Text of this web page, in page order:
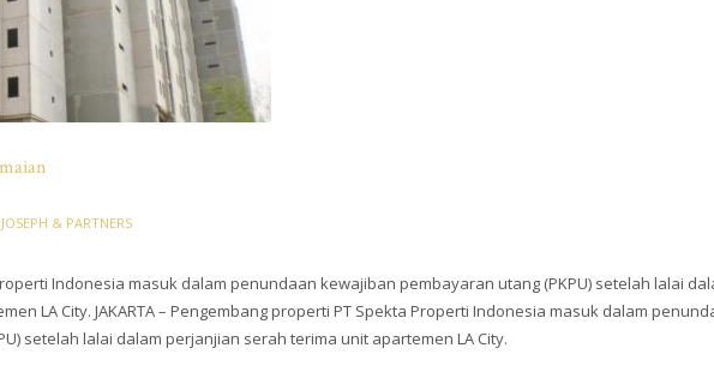
& PARTNERS
Indonesia masuk dalam penundaan kewajiban pembayaran utang (PKPU) setelah lalai
LA City. JAKARTA – Pengembang properti PT Spekta Properti Indonesia masuk dalam
setelah lalai dalam perjanjian serah terima unit apartemen LA City.